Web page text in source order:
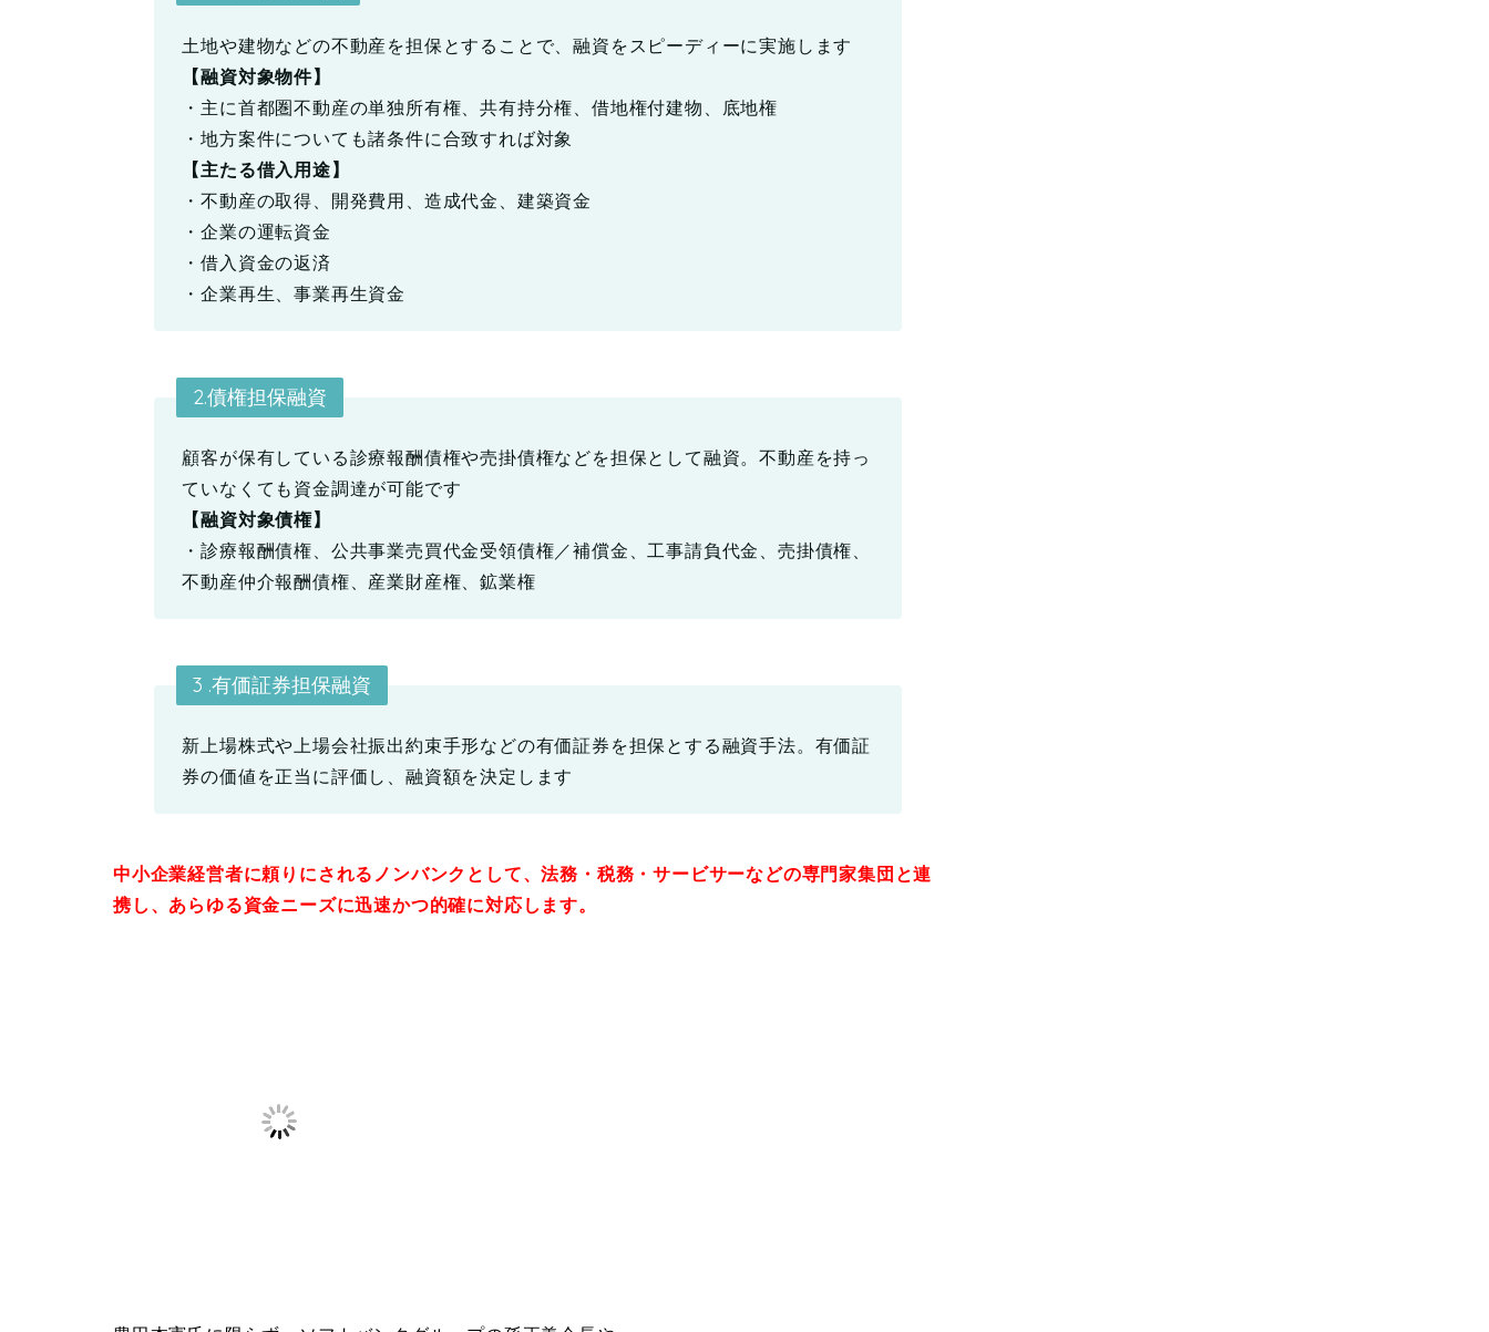
土地や建物などの不動産を担保とすることで、融資をスピーディーに実施します
【融資対象物件】
・主に首都圏不動産の単独所有権、共有持分権、借地権付建物、底地権
・地方案件についても諸条件に合致すれば対象
【主たる借入用途】
・不動産の取得、開発費用、造成代金、建築資金
・企業の運転資金
・借入資金の返済
・企業再生、事業再生資金
2.債権担保融資
顧客が保有している診療報酬債権や売掛債権などを担保として融資。不動産を持っ
ていなくても資金調達が可能です
【融資対象債権】
・診療報酬債権、公共事業売買代金受領債権／補償金、工事請負代金、売掛債権、
不動産仲介報酬債権、産業財産権、鉱業権
3 .有価証券担保融資
新上場株式や上場会社振出約束手形などの有価証券を担保とする融資手法。有価証
券の価値を正当に評価し、融資額を決定します
中小企業経営者に頼りにされるノンバンクとして、法務・税務・サービサーなどの専門家集団と連
携し、あらゆる資金ニーズに迅速かつ的確に対応します。